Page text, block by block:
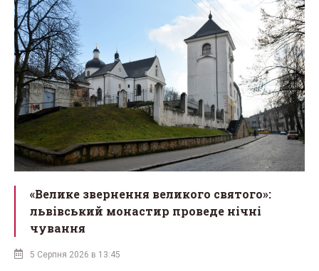
«Велике звернення великого святого»:
львівський монастир проведе нічні
чування
5 Серпня 2026 в 13:45